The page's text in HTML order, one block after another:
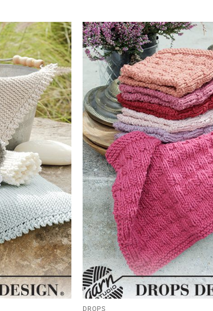
DROPS